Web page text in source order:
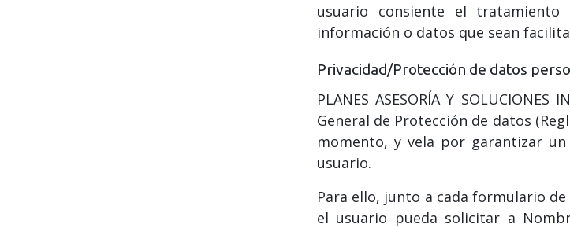
usuario consiente el
información o datos que sean
Privacidad/Protección de datos
PLANES ASESORÍA Y
General de Protección de datos
momento, y vela por garantizar
usuario.
Para ello, junto a cada formulario
el usuario pueda solicitar a